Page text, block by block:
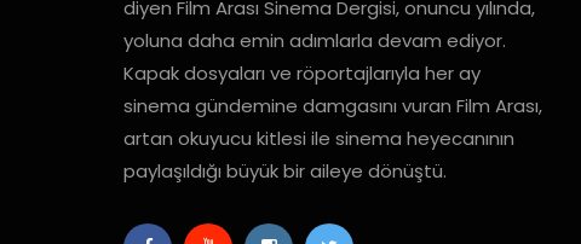
diyen Film Arası Sinema Dergisi, onuncu yılında,
yoluna daha emin adımlarla devam ediyor.
Kapak dosyaları ve röportajlarıyla her ay
sinema gündemine damgasını vuran Film Arası,
artan okuyucu kitlesi ile sinema heyecanının
paylaşıldığı büyük bir aileye dönüştü.